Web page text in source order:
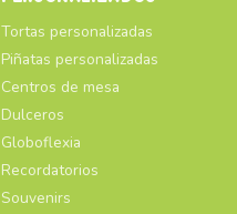
Tortas personalizadas
Piñatas personalizadas
Centros de mesa
Dulceros
Globoflexia
Recordatorios
Souvenirs